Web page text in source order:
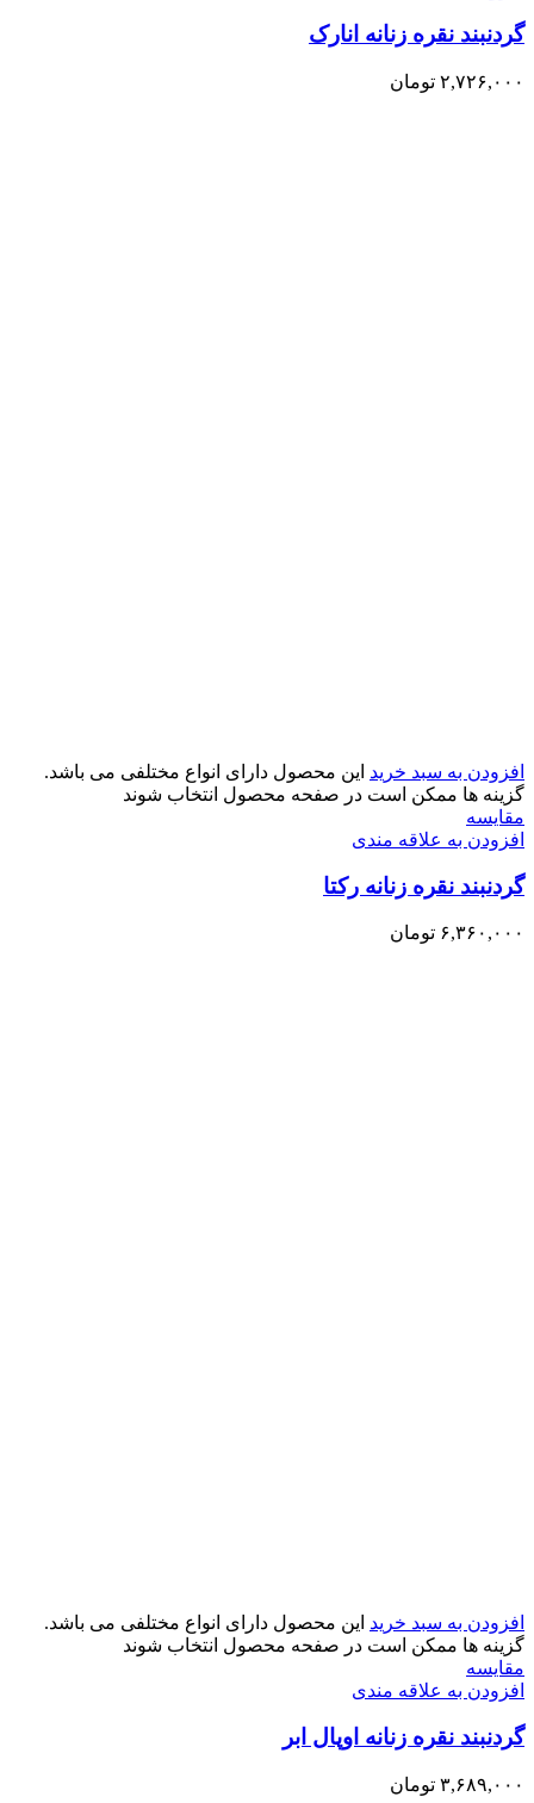
گردنبند نقره زنانه انارک
۲,۷۲۶,۰۰۰ تومان
افزودن به سبد خرید این محصول دارای انواع مختلفی می باشد.
گزینه ها ممکن است در صفحه محصول انتخاب شوند
مقایسه
افزودن به علاقه مندی
گردنبند نقره زنانه رکتا
۶,۳۶۰,۰۰۰ تومان
افزودن به سبد خرید این محصول دارای انواع مختلفی می باشد.
گزینه ها ممکن است در صفحه محصول انتخاب شوند
مقایسه
افزودن به علاقه مندی
گردنبند نقره زنانه اوپال ابر
۳,۶۸۹,۰۰۰ تومان